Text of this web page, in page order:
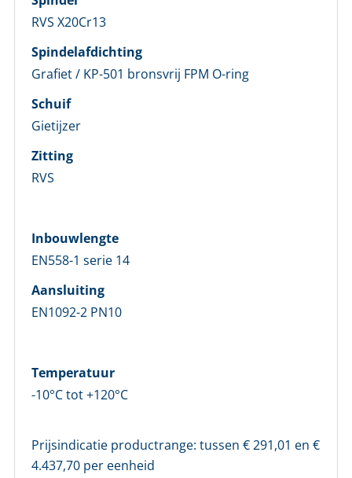
RVS X20Cr13
Spindelafdichting
Grafiet / KP-501 bronsvrij FPM O-ring
Schuif
Gietijzer
Zitting
RVS
Inbouwlengte
EN558-1 serie 14
Aansluiting
EN1092-2 PN10
Temperatuur
-10°C tot +120°C
Prijsindicatie productrange: tussen €291,01 en €
4.437,70 per eenheid
E-mailadres *
Wachtwoord *
Wachtwoord vergeten?